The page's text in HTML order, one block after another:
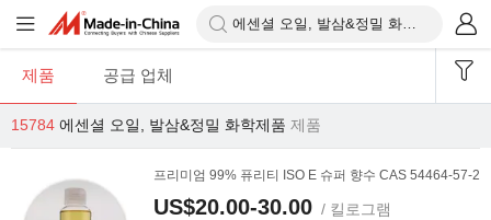
제품 공급 업체
15784 에센셜 오일, 발삼&정밀 화학제품 제품
프리미엄 99% 퓨리티 ISO E 슈퍼 향수 CAS 54464-57-2
US$20.00-30.00 / 킬로그램